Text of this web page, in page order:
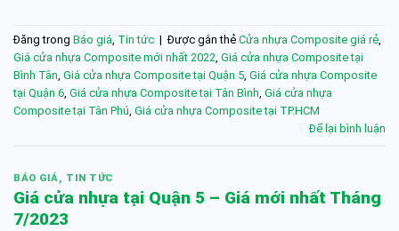
Đăng trong Báo giá Tin tức | Được gắn thẻ Cửa nhựa Composite giá rẻ
Giá cửa nhựa Composite mới nhất 2022 Giá cửa nhựa Composite tại
Bình Tân Giá cửa nhựa Composite tại Quận 5 Giá cửa nhựa Composite
tại Quận 6 Giá cửa nhựa Composite tại Tân Bình Giá cửa nhựa
Composite tại Tân Phú Giá cửa nhựa Composite tại TP.HCM
Để lại bình luận
BÁO GIÁ, TIN TỨC
Giá cửa nhựa tại Quận 5 – Giá mới nhất Tháng
7/2023